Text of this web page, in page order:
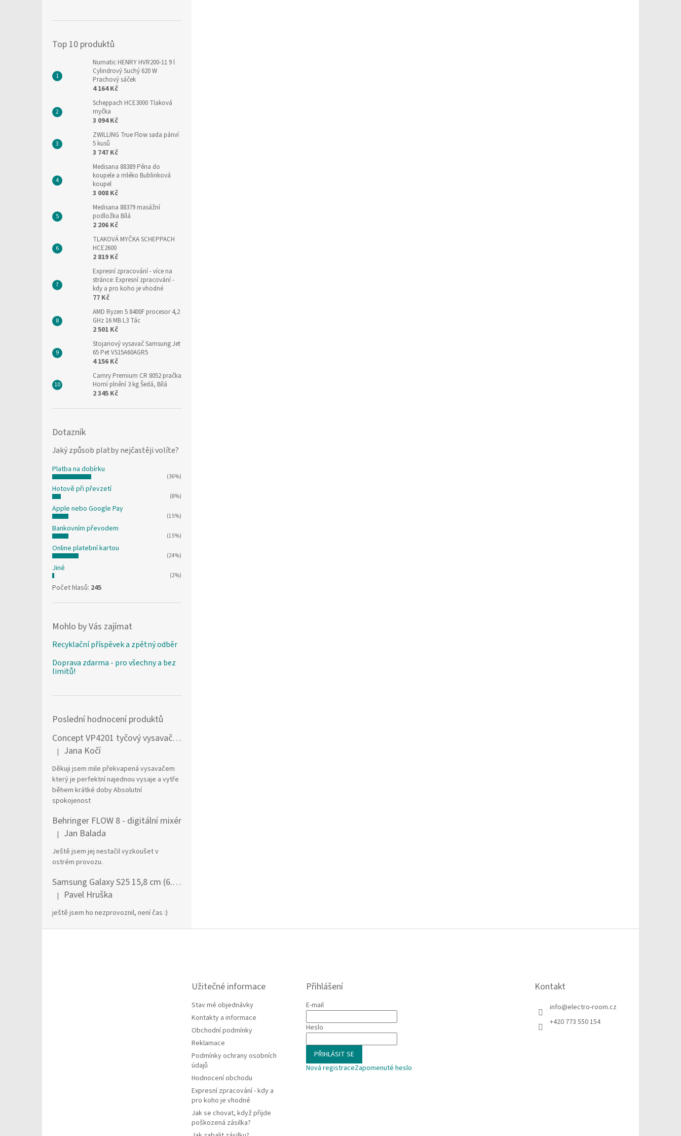
Top 10 produktů
Numatic HENRY HVR200-11 9 l
Cylindrový Suchý 620 W
Prachový sáček
4 164 Kč
Scheppach HCE3000 Tlaková
myčka
3 094 Kč
ZWILLING True Flow sada pánví
5 kusů
3 747 Kč
Medisana 88389 Pěna do
koupele a mléko Bublinková
koupel
3 008 Kč
Medisana 88379 masážní
podložka Bílá
2 206 Kč
TLAKOVÁ MYČKA SCHEPPACH
HCE2600
2 819 Kč
Expresní zpracování- více na
stránce: Expresní zpracování -
kdy a pro koho je vhodné
77 Kč
AMD Ryzen 5 8400F procesor 4,2
GHz 16 MB L3 Tác
2 501 Kč
Stojanový vysavač Samsung Jet
65 Pet VS15A60AGR5
4 156 Kč
Camry Premium CR 8052 pračka
Horní plnění 3 kg Šedá, Bílá
2 345 Kč
Dotazník
Jaký způsob platby nejčastěji volíte?
Platba na dobírku
(36%)
Hotově při převzetí
(8%)
Apple nebo Google Pay
(15%)
Bankovním převodem
(15%)
Online platební kartou
(24%)
Jiné
(2%)
Počet hlasů: 245
Mohlo by Vás zajímat
Recyklační příspěvek a zpětný odběr
Doprava zdarma - pro všechny a bez
limitů!
Poslední hodnocení produktů
Concept VP4201 tyčový vysavač / elektrický smeták Tyčový vysavač 2 v 1 AC Suché a mokré Bezsáčkové 0,6 l 90 W Černá, Stříbrná
Hodnocení produktu je 5 z 5 hvězdiček.
| Jana Kočí
Děkuji jsem mile překvapená vysavačem
který je perfektní najednou vysaje a vytře
během krátké doby Absolutní
spokojenost
Behringer FLOW 8 - digitální mixér
Hodnocení produktu je 5 z 5 hvězdiček.
| Jan Balada
Ještě jsem jej nestačil vyzkoušet v
ostrém provozu.
Samsung Galaxy S25 15,8 cm (6.2") Dual SIM Android 15 5G USB typu C 12 GB 256 GB 4000 mAh Námořnická modrá
Hodnocení produktu je 1 z 5 hvězdiček.
| Pavel Hruška
ještě jsem ho nezprovoznil, není čas :)
Užitečné informace
Stav mé objednávky
Kontakty a informace
Obchodní podmínky
Reklamace
Podmínky ochrany osobních
údajů
Hodnocení obchodu
Expresní zpracování - kdy a
pro koho je vhodné
Jak se chovat, když přijde
poškozená zásilka?
Přihlášení
E-mail
Heslo
PŘIHLÁSIT SE
Nová registraceZapomenuté heslo
Kontakt
info@electro-room.cz
+420 773 550 154